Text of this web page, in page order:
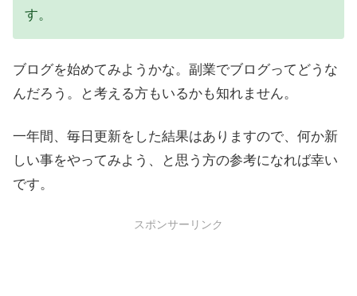
す。
ブログを始めてみようかな。副業でブログってどうな
んだろう。と考える方もいるかも知れません。
一年間、毎日更新をした結果はありますので、何か新
しい事をやってみよう、と思う方の参考になれば幸い
です。
スポンサーリンク